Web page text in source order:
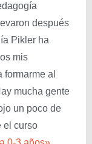
después
Pikler ha
mis
al
mucha gente
un poco de
el curso